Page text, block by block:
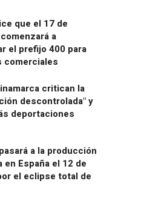
que el 17 de
a
el prefijo 400 para
comerciales
critican la
descontrolada" y
deportaciones
a la producción
España el 12 de
el eclipse total de